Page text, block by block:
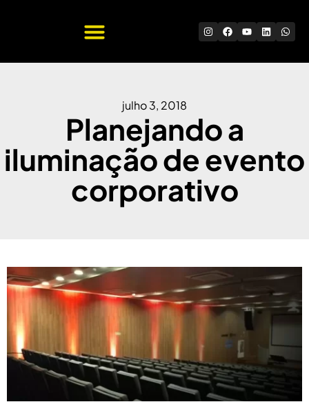
julho 3, 2018
Planejando a
iluminação de evento
corporativo